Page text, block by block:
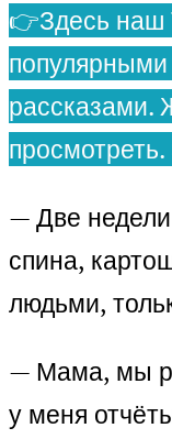
👉Здесь наш
рассказами.
— Две
спина,
людьми,
— Мама, мы
у меня